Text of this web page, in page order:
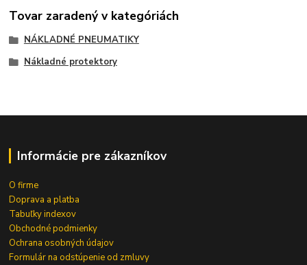
Tovar zaradený v kategóriách
NÁKLADNÉ PNEUMATIKY
Nákladné protektory
Informácie pre zákazníkov
O firme
Doprava a platba
Tabuľky indexov
Obchodné podmienky
Ochrana osobných údajov
Formulár na odstúpenie od zmluvy